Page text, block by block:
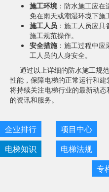
施工环境 ：防水施工应
免在雨天或潮湿环境下施
施工人员 ：施工人员应
施工规范操作。
安全措施：施工过程中应
工人员的人身安全。
通过以上详细的防水施工规
性能，保障电梯的正常运行和
将持续关注电梯行业的最新动
的资讯和服务。
企业排行 项目中心
电梯知识
电梯法规
专